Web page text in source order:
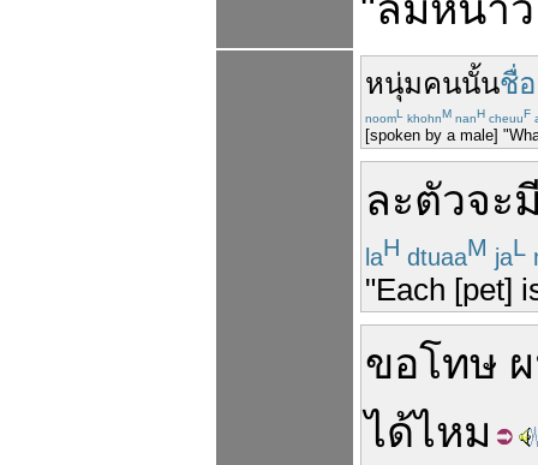
"ลมหนาว
หนุ่มคนนั้นชื่อ
noomL khohnM nanH cheuuF
[spoken by a male]
ละตัวจะ
laH dtuaaM jaL
"Each [pet]
ขอโทษ
ได้ไหม